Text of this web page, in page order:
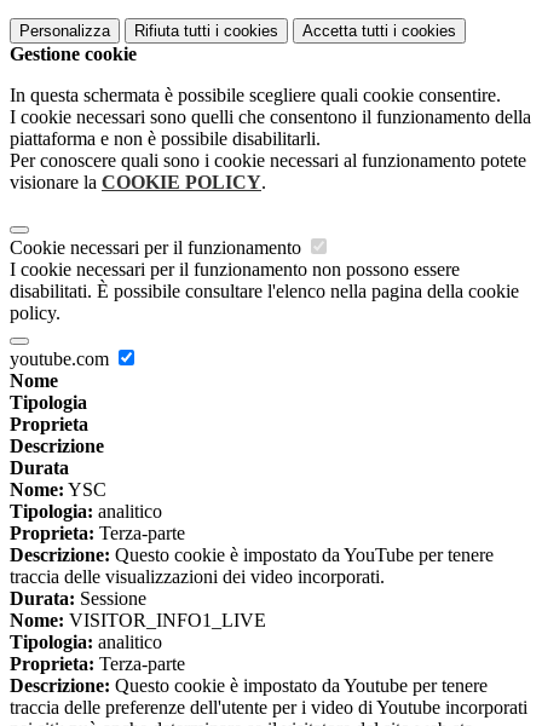
Personalizza Rifiuta tutti i cookies Accetta tutti i cookies
Gestione cookie
In questa schermata è possibile scegliere quali cookie consentire.
I cookie necessari sono quelli che consentono il funzionamento della
piattaforma e non è possibile disabilitarli.
Per conoscere quali sono i cookie necessari al funzionamento potete
visionare la COOKIE POLICY.
Cookie necessari per il funzionamento
I cookie necessari per il funzionamento non possono essere
disabilitati. È possibile consultare l'elenco nella pagina della cookie
policy.
youtube.com
Nome
Tipologia
Proprieta
Descrizione
Durata
Nome: YSC
Tipologia: analitico
Proprieta: Terza-parte
Descrizione: Questo cookie è impostato da YouTube per tenere
traccia delle visualizzazioni dei video incorporati.
Durata: Sessione
Nome: VISITOR_INFO1_LIVE
Tipologia: analitico
Proprieta: Terza-parte
Descrizione: Questo cookie è impostato da Youtube per tenere
traccia delle preferenze dell'utente per i video di Youtube incorporati